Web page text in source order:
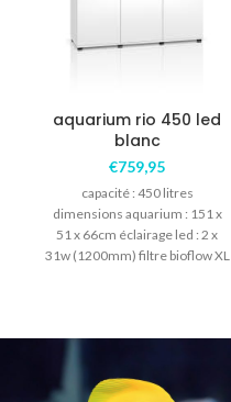
aquarium rio 450 led
blanc
€759,95
capacité : 450 litres
dimensions aquarium : 151 x
51 x 66cm éclairage led : 2 x
31w (1200mm) filtre bioflow XL